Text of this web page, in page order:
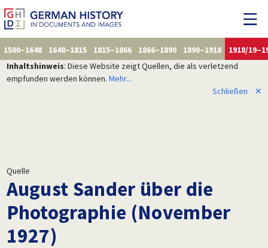
1500–1648 1648–1815 1815–1866 1866–1890 1890–1918
1918/
Inhaltshinweis: Diese Website zeigt Quellen, die als verletzend
empfunden werden können. Mehr...
Schließen
✕
Quelle
August Sander über die
Photographie (November
1927)